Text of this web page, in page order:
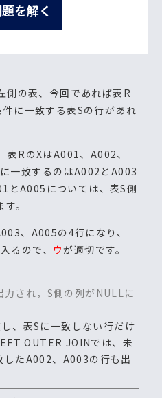
を解く
の表、今回であれば表R
に一致する表Sの行があれ
表RのXはA001、A002、
一致するのはA002とA003
とA005については、表S側
。
、A005の4行になり、
るので、 ウが適切です。
され，S側の列がNULLに
、表Sに一致しない行だけ
OUTER JOINでは、未
したA002、A003の行も出